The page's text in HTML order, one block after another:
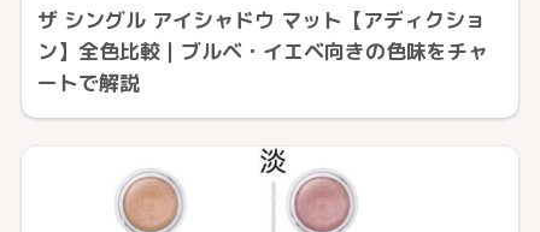
ザ シングル アイシャドウ マット【アディクショ
ン】全色比較｜ブルベ・イエベ向きの色味をチャ
ートで解説